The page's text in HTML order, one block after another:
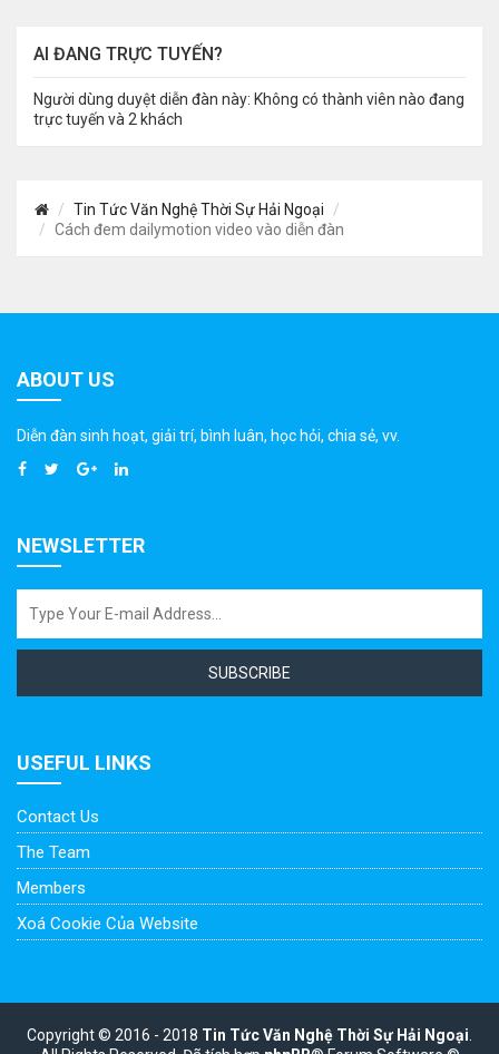
AI ĐANG TRỰC TUYẾN?
Người dùng duyệt diễn đàn này: Không có thành viên nào đang
trực tuyến và 2 khách
Tin Tức Văn Nghệ Thời Sự Hải Ngoại
Cách đem dailymotion video vào diễn đàn
ABOUT US
Diễn đàn sinh hoạt, giải trí, bình luân, học hỏi, chia sẻ, vv.
NEWSLETTER
SUBSCRIBE
USEFUL LINKS
Contact Us
The Team
Members
Xoá Cookie Của Website
Copyright © 2016 - 2018 Tin Tức Văn Nghệ Thời Sự Hải Ngoại